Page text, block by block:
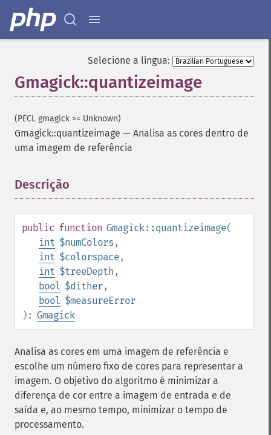
Selecione a língua:
Gmagick::quantizeimage
(PECL gmagick >= Unknown)
Gmagick::quantizeimage — Analisa as cores dentro de
uma imagem de referência
Descrição
public function Gmagick::quantizeimage(
int $numColors ,
int $colorspace,
int $treeDepth ,
bool $dither,
bool $measureError
): Gmagick
Analisa as cores em uma imagem de referência e
escolhe um número fixo de cores para representar a
imagem. O objetivo do algoritmo é minimizar a
diferença de cor entre a imagem de entrada e de
saída e, ao mesmo tempo, minimizar o tempo de
processamento.